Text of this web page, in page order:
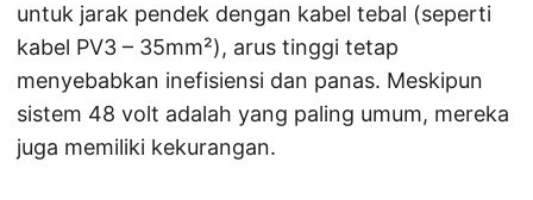
untuk jarak pendek dengan kabel tebal (seperti
kabel PV3 – 35mm²), arus tinggi tetap
menyebabkan inefisiensi dan panas. Meskipun
sistem 48 volt adalah yang paling umum, mereka
juga memiliki kekurangan.